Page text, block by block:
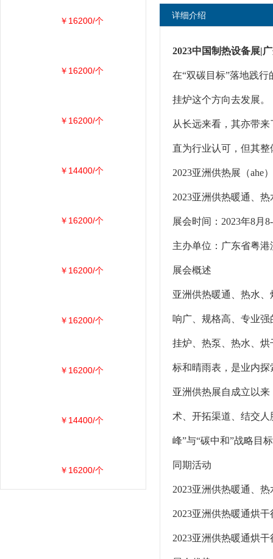
详细介绍
2023中国制热设备展|
在“双碳目标”落地践
挂炉这个方向去发展。
从长远来看，其亦带
直为行业认可，但其
2023亚洲供热展（ahe）
2023亚洲供热暖通、
展会时间：2023年
主办单位：广东省粤
展会概述
亚洲供热暖通、热水、
响广、规格高、专业
挂炉、热泵、热水、
标和晴雨表，是业内
亚洲供热展自成立以
术、开拓渠道、结交
峰”与“碳中和”战略目
同期活动
2023亚洲供热暖通、
2023亚洲供热暖通烘
2023亚洲供热暖通烘
￥16200/个
￥16200/个
￥16200/个
￥14400/个
￥16200/个
￥16200/个
￥16200/个
￥16200/个
￥14400/个
￥16200/个